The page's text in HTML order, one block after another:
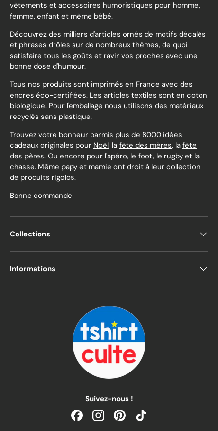
vêtements et accessoires humoristiques pour homme,
femme, enfant et même bébé.
Découvrez des milliers d'articles ornés de motifs décalés
et phrases drôles sur de nombreux thèmes, de quoi
satisfaire tous les goûts et ravir vos proches avec une
bonne dose d'humour.
Tous nos produits sont imprimés en France avec des
encres éco-certifiées. Les articles textiles sont en coton
biologique. Pour l'emballage nous utilisons des matériaux
recyclés sans plastique.
Trouvez votre bonheur parmis plus de 8000 idées
cadeaux originales pour Noël, la fête des mères, la fête
des pères. Ou encore pour l'apéro, le foot, le rugby et la
chasse. Même papy et mamie ont droit à leur collection
de produits rigolos.
Bonne commande!
Collections
Informations
Suivez-nous !
FacebookInstagramPinterestTikTok